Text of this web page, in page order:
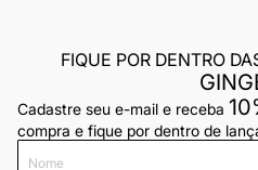
FIQUE POR DENTRO
Cadastre seu e-mail e receba
compra e fique por dentro de